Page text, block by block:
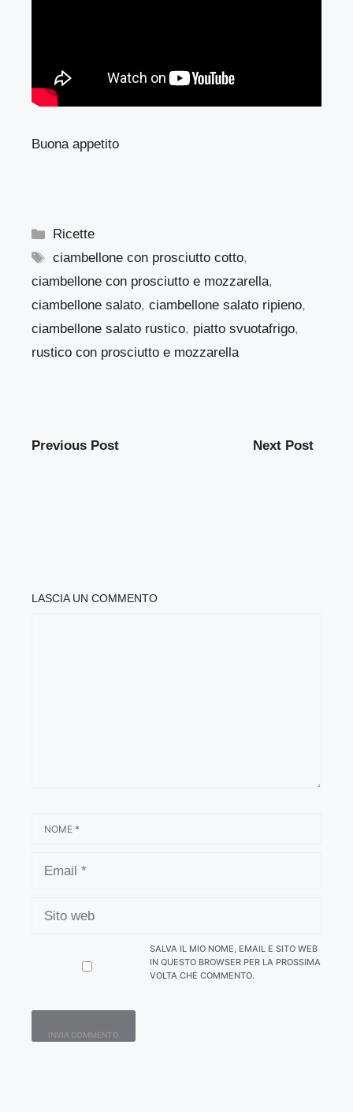
Buona appetito
Categorie
Ricette
Tag
ciambellone con prosciutto cotto,
ciambellone con prosciutto e mozzarella,
ciambellone salato, ciambellone salato ripieno,
ciambellone salato rustico, piatto svuotafrigo,
rustico con prosciutto e mozzarella
Previous Post Next Post
LASCIA UN COMMENTO
WEB
SALVA IL MIO NOME, EMAIL E SITO WEB
IN QUESTO BROWSER PER LA PROSSIMA
VOLTA CHE COMMENTO.